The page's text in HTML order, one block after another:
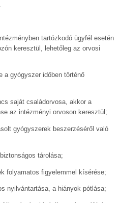
tartózkodó ügyfél esetén
keresztül, lehetőleg az orvosi
gyógyszer időben történő
saját családorvosa, akkor a
az intézményi orvoson keresztül;
gyógyszerek beszerzéséről való
tárolása;
figyelemmel kísérése;
a hiányok pótlása;